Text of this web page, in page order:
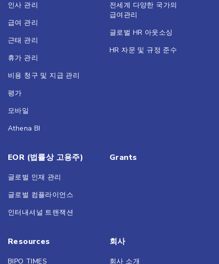
인사 관리
급여 관리
근태 관리
휴가 관리
비용 청구 및 지급 관리
평가
모바일
Athena BI
전세계 다양한 국가의
급여관리
글로벌 HR 아웃소싱
HR 자문 및 규정 준수
EOR (법률상 고용주)
글로벌 인재 관리
글로벌 컴플라이언스
인터내셔널 트랜잭션
Grants
Resources
BIPO TIMES
회사
회사 소개